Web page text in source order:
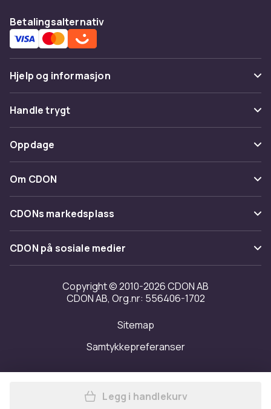
Betalingsalternativ
Hjelp og informasjon
Vanlige spørsmål
Spor pakke
Angre & returner her
Kontakt oss
Handle trygt
Betaling
Levering
Tilbakekallinger
Oppdage
Kategorier
Varemerker
Om CDON
Om oss
Kundeanmeldelser
Jobbe på CDON
Investor relations
Tilgjengelighet
CDONs markedsplass
Merchant Help Center
CDON på sosiale medier
Copyright © 2010-2026 CDON AB
CDON AB, Org.nr: 556406-1702
Sitemap
Samtykkepreferanser
Legg Billie Eilish - Unisex
Legg i handlekurv